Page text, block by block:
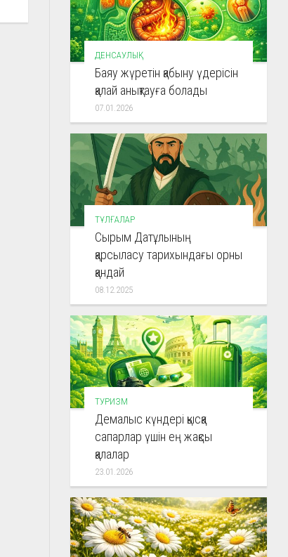
ДЕНСАУЛЫҚ
Баяу жүретін қабыну үдерісін
қалай анықтауға болады
07.01.2026
ТҰЛҒАЛАР
Сырым Датұлының
қарсыласу тарихындағы орны
қандай
08.12.2025
ТУРИЗМ
Демалыс күндері қысқа
сапарлар үшін ең жақсы
қалалар
23.01.2026